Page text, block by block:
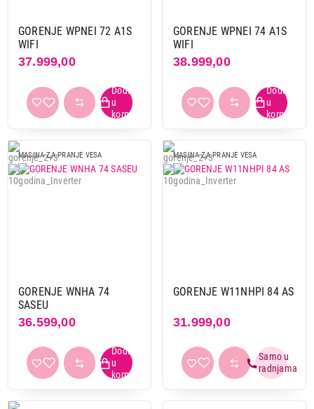
GORENJE WPNEI 72 A1S
WIFI
37.999,00
GORENJE WPNEI 74 A1S
WIFI
38.999,00
MASINA ZA PRANJE VESA
GORENJE WNHA 74
SASEU
36.599,00
MASINA ZA PRANJE VESA
GORENJE W11NHPI 84 AS
31.999,00